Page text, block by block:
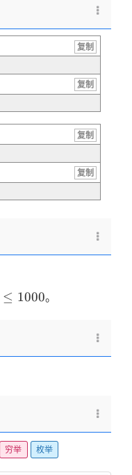
复制
复制
复制
复制
≤ 1000。
穷举 枚举